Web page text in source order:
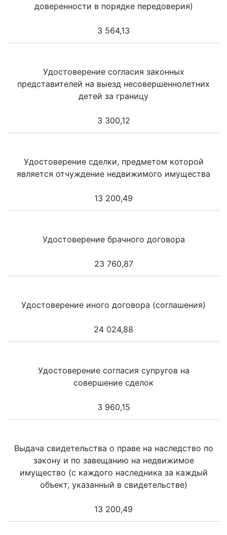
доверенности в порядке передоверия)
3 564,13
Удостоверение согласия законных
представителей на выезд несовершеннолетних
детей за границу
3 300,12
Удостоверение сделки, предметом которой
является отчуждение недвижимого имущества
13 200,49
Удостоверение брачного договора
23 760,87
Удостоверение иного договора (соглашения)
24 024,88
Удостоверение согласия супругов на
совершение сделок
3 960,15
Выдача свидетельства о праве на наследство по
закону и по завещанию на недвижимое
имущество (с каждого наследника за каждый
объект, указанный в свидетельстве)
13 200,49